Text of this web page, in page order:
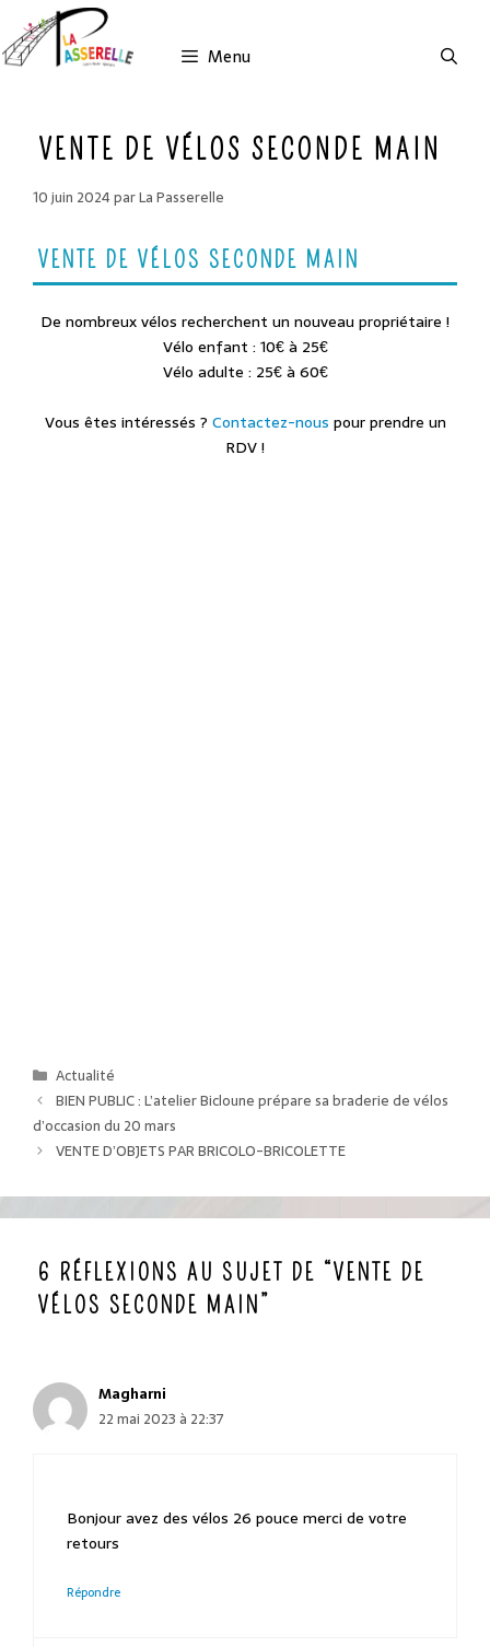
contenu
Menu
VENTE DE VÉLOS SECONDE MAIN
10 juin 2024parLa Passerelle
VENTE DE VÉLOS SECONDE MAIN
De nombreux vélos recherchent un nouveau propriétaire !
Vélo enfant : 10€ à 25€
Vélo adulte : 25€ à 60€
Vous êtes intéressés ? Contactez-nous pour prendre un
RDV !
Catégories
Actualité
BIEN PUBLIC : L’atelier Bicloune prépare sa braderie de vélos
d’occasion du 20 mars
VENTE D’OBJETS PAR BRICOLO-BRICOLETTE
6 RÉFLEXIONS AU SUJET DE “VENTE DE
VÉLOS SECONDE MAIN”
Magharni
22 mai 2023 à 22:37
Bonjour avez des vélos 26 pouce merci de votre
retours
Répondre